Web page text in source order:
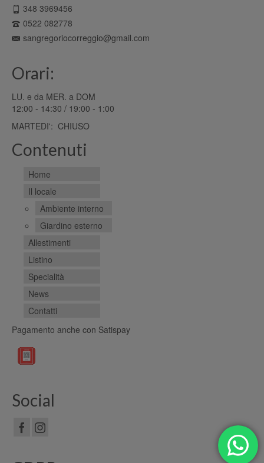
348 3969456
0522 082778
sangregoriocorreggio@gmail.com
Orari:
LU. e da MER. a DOM
12:00 - 14:30 / 19:00 - 1:00
MARTEDI': CHIUSO
Contenuti
Home
Il locale
Ambiente interno
Giardino esterno
Allestimenti
Listino
Specialità
News
Contatti
Pagamento anche con Satispay
Social